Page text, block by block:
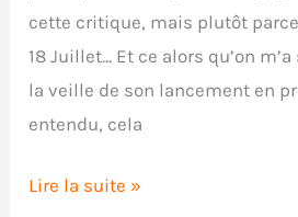
cette critique, mais plutôt
18 Juillet… Et ce alors qu’on
la veille de son lancement en
entendu, cela
Critique
Lire la suite »